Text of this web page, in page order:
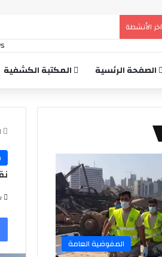
اخر الأنشطة
الصفحة الرئسية المكتبة الكشفية
المفوضية العامة